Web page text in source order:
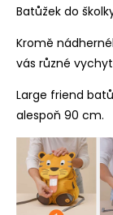
Batůžek do
Kromě
vás různé
Large friend
alespoň 90 cm.